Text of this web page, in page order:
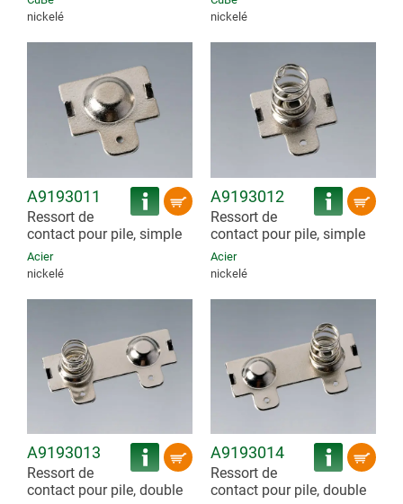
nickelé
nickelé
A9193011
Ressort de
contact pour pile, simple
Acier
nickelé
A9193012
Ressort de
contact pour pile, simple
Acier
nickelé
A9193013
Ressort de
contact pour pile, double
A9193014
Ressort de
contact pour pile, double